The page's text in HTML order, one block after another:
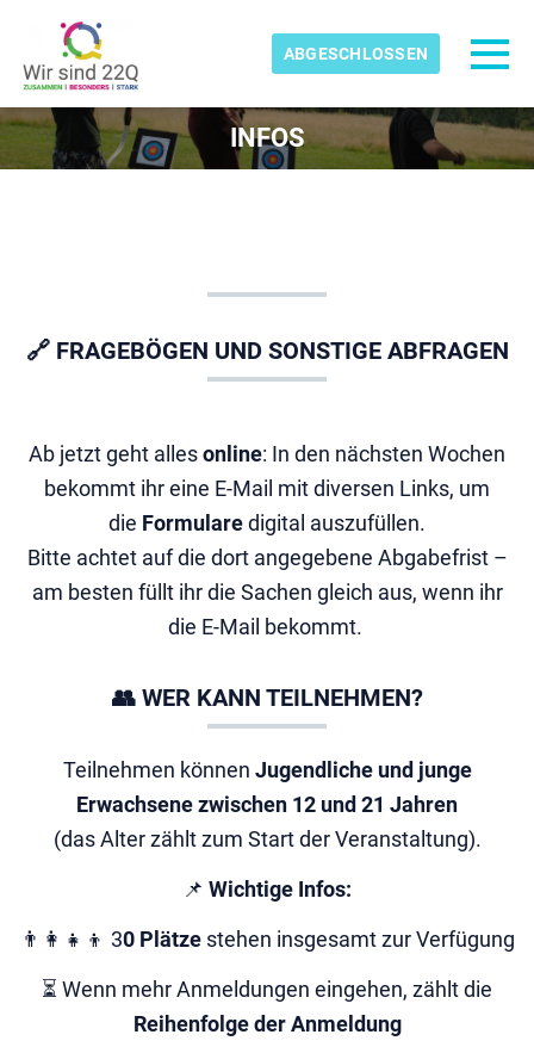
ABGESCHLOSSEN
kids-22q11-ev
INFOS
🔗 FRAGEBÖGEN UND SONSTIGE ABFRAGEN
Ab jetzt geht allesonline: In den nächsten Wochen
bekommt ihr eine E-Mail mit diversen Links, um
die Formularedigital auszufüllen.
Bitte achtet auf die dort angegebene Abgabefrist –
am besten füllt ihr die Sachen gleich aus, wenn ihr
die E-Mail bekommt.
👥 WER KANN TEILNEHMEN?
Teilnehmen können Jugendliche und junge
Erwachsene zwischen 12 und 21 Jahren
(das Alter zählt zum Start der Veranstaltung).
📌 Wichtige Infos:
👨‍👩‍👧‍👦 30 Plätzestehen insgesamt zur Verfügung
⏳ Wenn mehr Anmeldungen eingehen, zählt die
Reihenfolge der Anmeldung
Erkannte Zeitzone
OK